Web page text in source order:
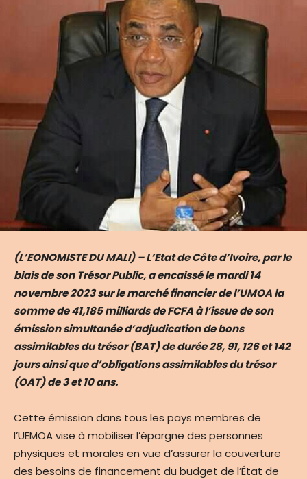
(L’EONOMISTE DU MALI) – L’Etat de Côte d’Ivoire, par le
biais de son Trésor Public, a encaissé le mardi 14
novembre 2023 sur le marché financier de l’UMOA la
somme de 41,185 milliards de FCFA à l’issue de son
émission simultanée d’adjudication de bons
assimilables du trésor (BAT) de durée 28, 91, 126 et 142
jours ainsi que d’obligations assimilables du trésor
(OAT) de 3 et 10 ans.
Cette émission dans tous les pays membres de
l’UEMOA vise à mobiliser l’épargne des personnes
physiques et morales en vue d’assurer la couverture
des besoins de financement du budget de l’État de